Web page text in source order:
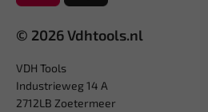
© 2026 Vdhtools.nl
VDH Tools
Industrieweg 14 A
2712LB Zoetermeer